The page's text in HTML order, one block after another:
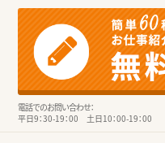
電話でのお問い合わせ：
平日9：30-19：00 土日10：00-19：00